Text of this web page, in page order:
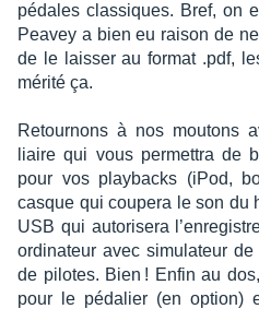
pédales clas­siques. Bref, on
Peavey a bien eu raison de
de le lais­ser au format .pdf,
mérité ça.
Retour­nons à nos moutons
liaire qui vous permet­tra de
pour vos play­backs (iPod,
casque qui coupera le son du
USB qui auto­ri­sera
ordi­na­teur avec simu­la­teur
de pilotes. Bien ! Enfin au
pour le péda­lier (en option)